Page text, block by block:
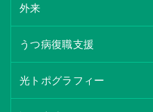
外来
うつ病復職支援
光トポグラフィー